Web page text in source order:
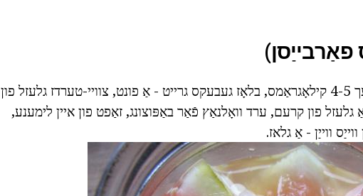
פאַרבייַסן)
ינגרידיאַנץ: יאַגדע דורכשניטלעך 4-5 קילאָגראַמס, בלאָז געבעקס גרייט - אַ פונט, צוויי-טערדז גלעזל פון
פון קרעם, ערד וואָלנאַץ פֿאַר באַפּוצונג, זאַפט פון איין לימענע,